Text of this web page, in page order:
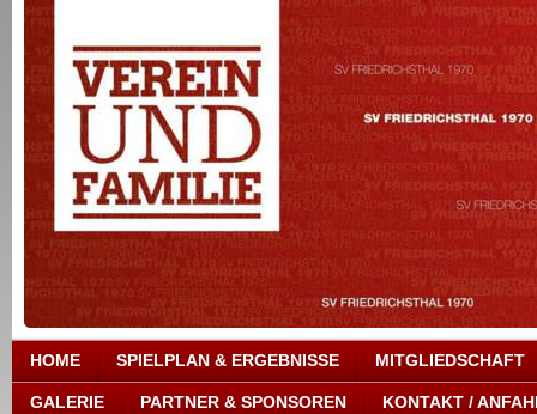
HOME SPIELPLAN & ERGEBNISSE MITGLIEDSCHAFT
GALERIE PARTNER & SPONSOREN KONTAKT /